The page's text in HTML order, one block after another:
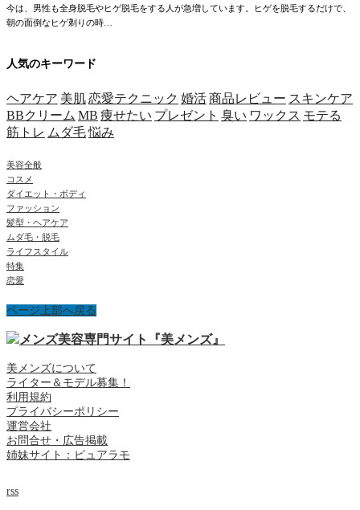
今は、男性も全身脱毛やヒゲ脱毛をする人が急増しています。ヒゲを脱毛するだけで、
朝の面倒なヒゲ剃りの時…
人気のキーワード
ヘアケア 美肌恋愛テクニック 婚活商品レビュー スキンケア
BBクリーム MB 痩せたい プレゼント 臭い ワックス モテる
筋トレ ムダ毛悩み
美容全般
コスメ
ダイエット・ボディ
ファッション
髪型・ヘアケア
ムダ毛・脱毛
ライフスタイル
特集
恋愛
ページ上部へ戻る
美メンズについて
ライター＆モデル募集！
利用規約
プライバシーポリシー
運営会社
お問合せ・広告掲載
姉妹サイト：ピュアラモ
rss